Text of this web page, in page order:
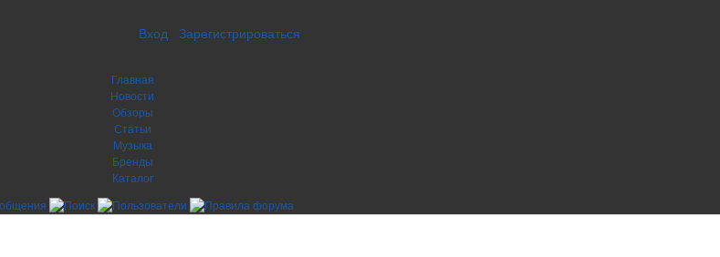
Вход Зарегистрироваться
Главная
Новости
Обзоры
Статьи
Музыка
Бренды
Каталог